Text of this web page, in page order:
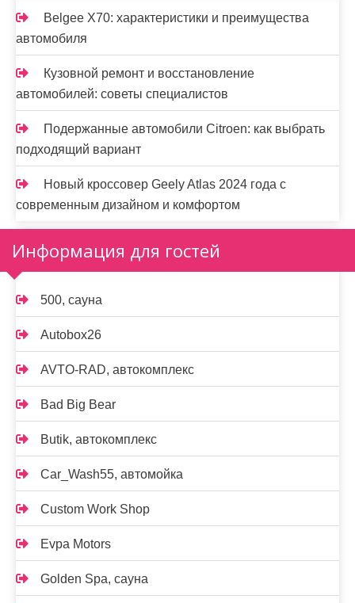
Belgee X70: характеристики и преимущества
автомобиля
Кузовной ремонт и восстановление
автомобилей: советы специалистов
Подержанные автомобили Citroen: как выбрать
подходящий вариант
Новый кроссовер Geely Atlas 2024 года с
современным дизайном и комфортом
Информация для гостей
500, сауна
Autobox26
AVTO-RAD, автокомплекс
Bad Big Bear
Butik, автокомплекс
Car_Wash55, автомойка
Custom Work Shop
Evpa Motors
Golden Spa, сауна